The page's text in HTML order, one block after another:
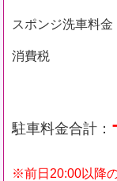
スポンジ洗車料金
消費税
駐車料金合計：
※前日20:00以降